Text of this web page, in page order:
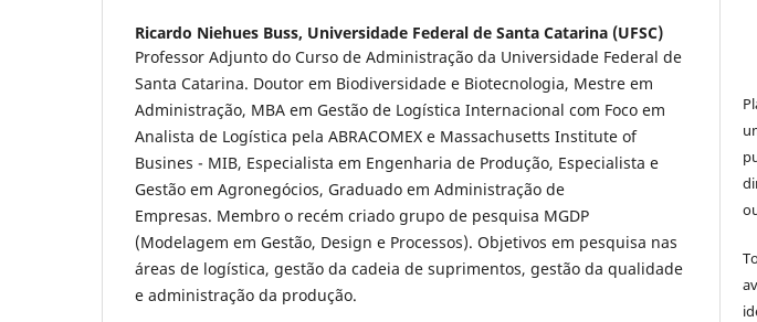
Ricardo Niehues Buss, Universidade Federal de Santa Catarina (UFSC)
Professor Adjunto do Curso de Administração da Universidade Federal de
Santa Catarina. Doutor em Biodiversidade e Biotecnologia, Mestre em
Administração, MBA em Gestão de Logística Internacional com Foco em
Analista de Logística pela ABRACOMEX e Massachusetts Institute of
Busines - MIB, Especialista em Engenharia de Produção, Especialista e
Gestão em Agronegócios, Graduado em Administração de
Empresas. Membro o recém criado grupo de pesquisa MGDP
(Modelagem em Gestão, Design e Processos). Objetivos em pesquisa nas
áreas de logística, gestão da cadeia de suprimentos, gestão da qualidade
e administração da produção.